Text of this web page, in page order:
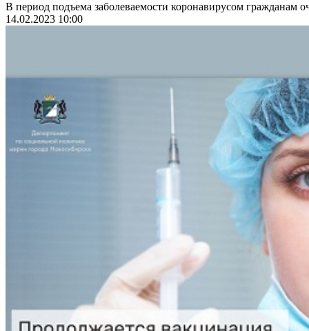
В период подъема заболеваемости коронавирусом гражданам
14.02.2023 10:00